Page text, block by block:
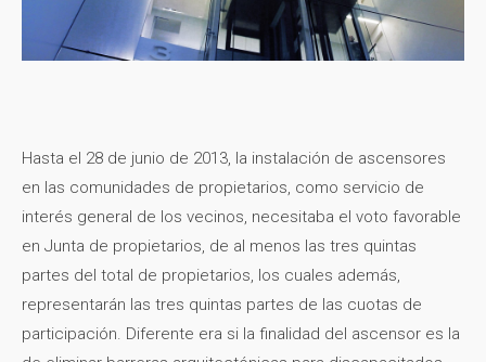
Hasta el 28 de junio de 2013, la instalación de ascensores
en las comunidades de propietarios, como servicio de
interés general de los vecinos, necesitaba el voto favorable
en Junta de propietarios, de al menos las tres quintas
partes del total de propietarios, los cuales además,
representarán las tres quintas partes de las cuotas de
participación. Diferente era si la finalidad del ascensor es la